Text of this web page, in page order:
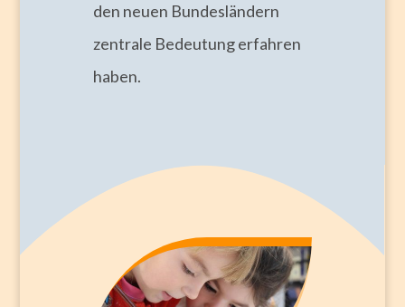
den neuen Bundesländern
zentrale Bedeutung erfahren
haben.